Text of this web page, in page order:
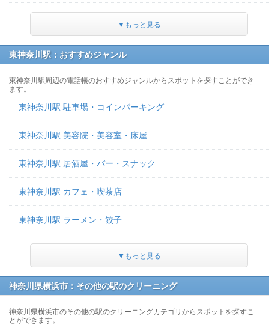
▼もっと見る
東神奈川駅：おすすめジャンル
東神奈川駅周辺の電話帳のおすすめジャンルからスポットを探すことができ
ます。
東神奈川駅 駐車場・コインパーキング
東神奈川駅 美容院・美容室・床屋
東神奈川駅 居酒屋・バー・スナック
東神奈川駅 カフェ・喫茶店
東神奈川駅 ラーメン・餃子
▼もっと見る
神奈川県横浜市：その他の駅のクリーニング
神奈川県横浜市のその他の駅のクリーニングカテゴリからスポットを探すこ
とができます。